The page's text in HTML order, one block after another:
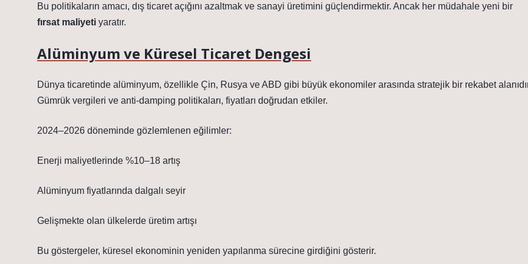
Bu politikaların amacı, dış ticaret açığını azaltmak ve sanayi üretimini güçlendirmektir. Ancak her müdahale yeni bir
fırsat maliyeti yaratır.
Alüminyum ve Küresel Ticaret Dengesi
Dünya ticaretinde alüminyum, özellikle Çin, Rusya ve ABD gibi büyük ekonomiler arasında stratejik bir rekabet
Gümrük vergileri ve anti-damping politikaları, fiyatları doğrudan etkiler.
2024–2026 döneminde gözlemlenen eğilimler:
Enerji maliyetlerinde %10–18 artış
Alüminyum fiyatlarında dalgalı seyir
Gelişmekte olan ülkelerde üretim artışı
Bu göstergeler, küresel ekonominin yeniden yapılanma sürecine girdiğini gösterir.